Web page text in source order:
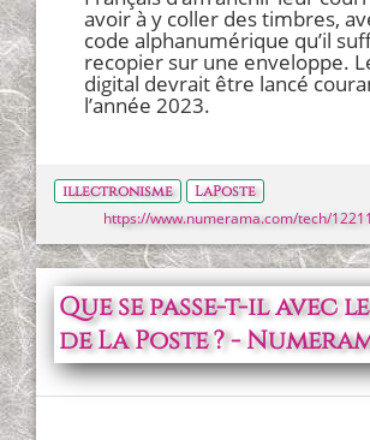
avoir à y coller des timbres,
code alphanumérique qu’il
recopier sur une enveloppe.
digital devrait être lancé
l’année 2023.
illectronisme
LaPoste
Que se passe-t-il avec
de La Poste ? -